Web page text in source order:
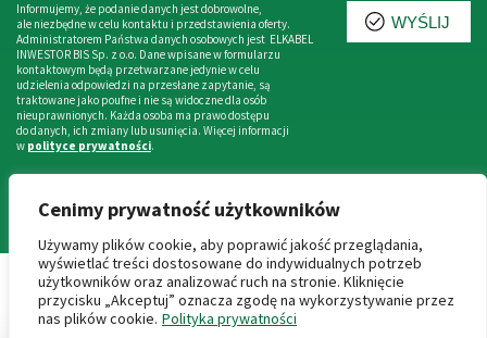
Cenimy prywatność użytkowników
Używamy plików cookie, aby poprawić jakość przeglądania,
wyświetlać treści dostosowane do indywidualnych potrzeb
użytkowników oraz analizować ruch na stronie. Kliknięcie
przycisku „Akceptuj” oznacza zgodę na wykorzystywanie przez
nas plików cookie. Polityka prywatności
Informujemy, że podanie danych jest dobrowolne,
ale niezbędne w celu kontaktu i przedstawienia oferty.
Administratorem Państwa danych osobowych jest ELKABEL
INWESTOR BIS Sp. z o.o. Dane wpisane w formularzu
kontaktowym będą przetwarzane jedynie w celu
udzielenia odpowiedzi na przesłane zapytanie, są
traktowane jako poufne i nie są widoczne dla osób
nieuprawnionych. Każda osoba ma prawo dostępu
do danych, ich zmiany lub usunięcia. Więcej informacji
w polityce prywatności.
WYŚLIJ
© 2026 Wszelkie prawa zastrzeżone